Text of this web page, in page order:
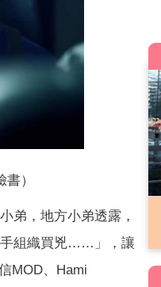
）
弟，地方小弟透露，
手組織買兇……」，讓
MOD、Hami